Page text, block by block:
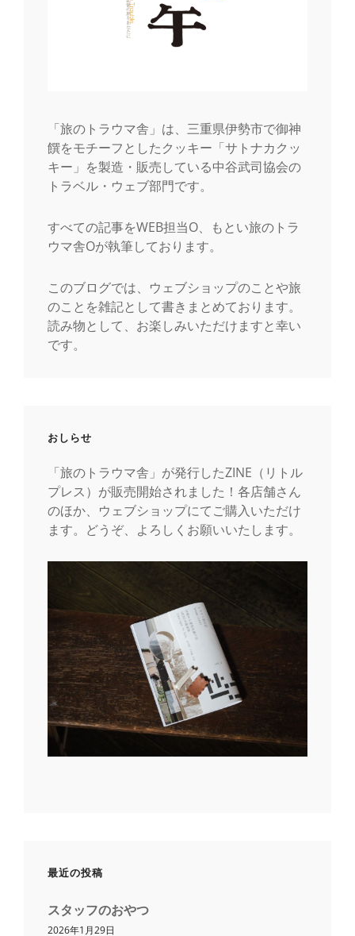
「旅のトラウマ舎」は、三重県伊勢市で御神
饌をモチーフとしたクッキー「サトナカクッ
キー」を製造・販売している中谷武司協会の
トラベル・ウェブ部門です。
すべての記事をWEB担当O、もとい旅のトラ
ウマ舎Oが執筆しております。
このブログでは、ウェブショップのことや旅
のことを雑記として書きまとめております。
読み物として、お楽しみいただけますと幸い
です。
おしらせ
「旅のトラウマ舎」が発行したZINE（リトル
プレス）が販売開始されました！各店舗さん
のほか、ウェブショップにてご購入いただけ
ます。どうぞ、よろしくお願いいたします。
最近の投稿
スタッフのおやつ
2026年1月29日